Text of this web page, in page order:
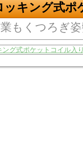
ッキング式ポ
もくつろぎ